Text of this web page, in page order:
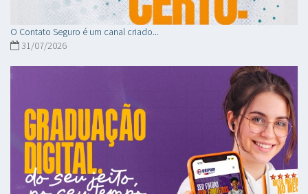
O Contato Seguro é um canal criado...
31/07/2026